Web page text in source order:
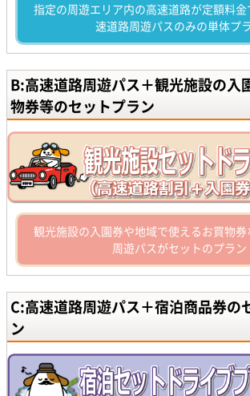
指定の周遊エリア内の高速道路が定額料
速道路周遊パスのみの単体プ
B:高速道路周遊パス＋観光施設の入
物券等のセットプラン
観光施設の入園券や地域で使えるお買物
周遊パスがセットのプラン
C:高速道路周遊パス＋宿泊商品券の
ン